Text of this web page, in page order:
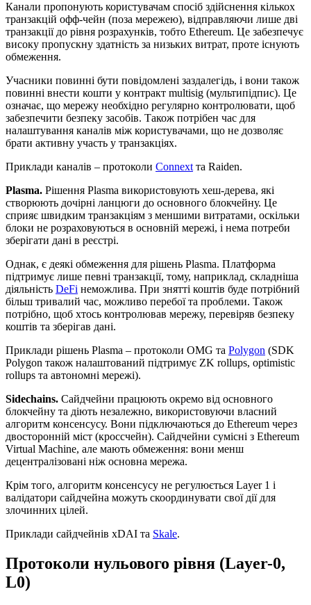
Канали пропонують користувачам спосіб здійснення кількох
транзакцій офф-чейн (поза мережею), відправляючи лише дві
транзакції до рівня розрахунків, тобто Ethereum. Це забезпечує
високу пропускну здатність за низьких витрат, проте існують
обмеження.
Учасники повинні бути повідомлені заздалегідь, і вони також
повинні внести кошти у контракт multisig (мультипідпис). Це
означає, що мережу необхідно регулярно контролювати, щоб
забезпечити безпеку засобів. Також потрібен час для
налаштування каналів між користувачами, що не дозволяє
брати активну участь у транзакціях.
Приклади каналів – протоколи Connext та Raiden.
Plasma. Рішення Plasmа використовують хеш-дерева, які
створюють дочірні ланцюги до основного блокчейну. Це
сприяє швидким транзакціям з меншими витратами, оскільки
блоки не розраховуються в основній мережі, і нема потреби
зберігати дані в реєстрі.
Однак, є деякі обмеження для рішень Plasma. Платформа
підтримує лише певні транзакції, тому, наприклад, складніша
діяльність DeFi неможлива. При знятті коштів буде потрібний
більш тривалий час, можливо перебої та проблеми. Також
потрібно, щоб хтось контролював мережу, перевіряв безпеку
коштів та зберігав дані.
Приклади рішень Plasma – протоколи OMG та Polygon (SDK
Polygon також налаштований підтримує ZK rollups, optimistic
rollups та автономні мережі).
Sidechains. Сайдчейни працюють окремо від основного
блокчейну та діють незалежно, використовуючи власний
алгоритм консенсусу. Вони підключаються до Ethereum через
двосторонній міст (кроссчейн). Сайдчейни сумісні з Ethereum
Virtual Machine, але мають обмеження: вони менш
децентралізовані ніж основна мережа.
Крім того, алгоритм консенсусу не регулюється Layer 1 і
валідатори сайдчейна можуть скоординувати свої дії для
злочинних цілей.
Приклади сайдчейнів xDAI та Skale.
Протоколи нульового рівня (Layer-0,
L0)